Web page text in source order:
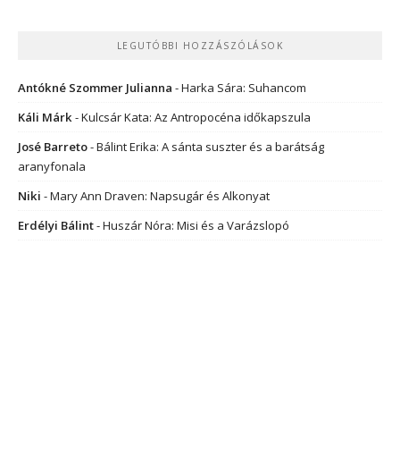
LEGUTÓBBI HOZZÁSZÓLÁSOK
Antókné Szommer Julianna -Harka Sára: Suhancom
Káli Márk-Kulcsár Kata: Az Antropocéna időkapszula
José Barreto-Bálint Erika: A sánta suszter és a barátság
aranyfonala
Niki -Mary Ann Draven: Napsugár és Alkonyat
Erdélyi Bálint-Huszár Nóra: Misi és a Varázslopó